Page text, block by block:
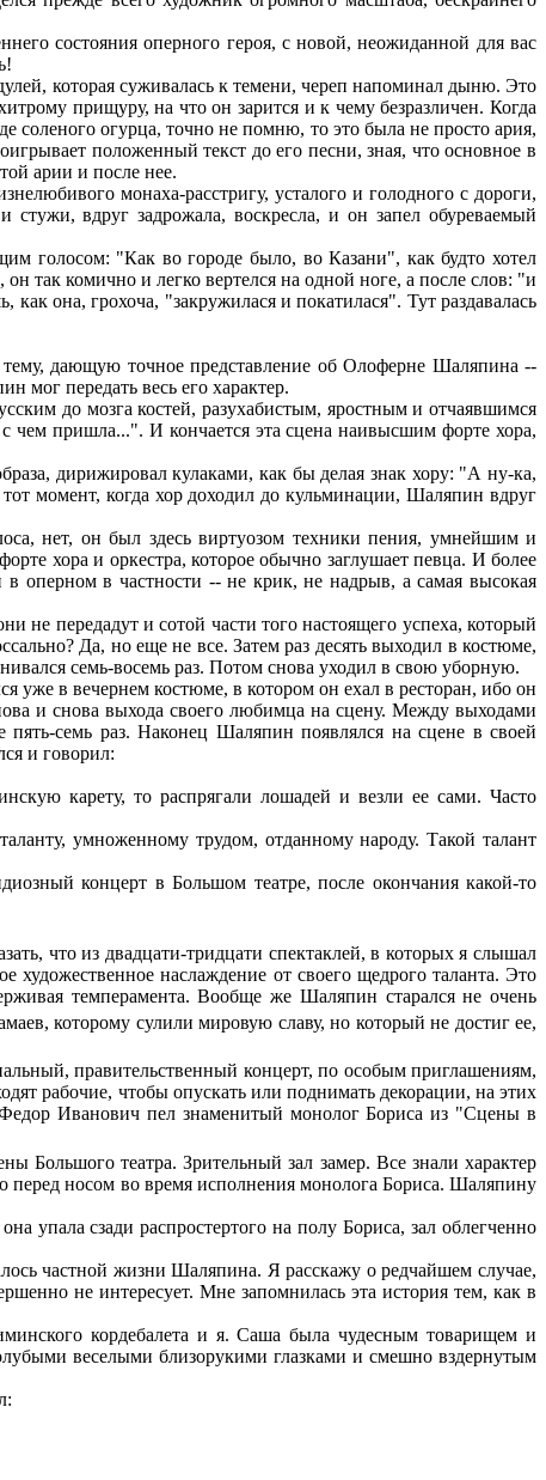
состояния оперного героя, с новой, неожиданной для вас
которая суживалась к темени, череп напоминал дыню. Это
прищуру, на что он зарится и к чему безразличен. Когда
огурца, точно не помню, то это была не просто ария,
положенный текст до его песни, зная, что основное в
арии и после нее.
монаха-расстригу, усталого и голодного с дороги,
вдруг задрожала, воскресла, и он запел обуреваемый
голосом: "Как во городе было, во Казани", как будто хотел
так комично и легко вертелся на одной ноге, а после слов: "и
она, грохоча, "закружилася и покатилася". Тут раздавалась
дающую точное представление об Олоферне Шаляпина --
мог передать весь его характер.
до мозга костей, разухабистым, яростным и отчаявшимся
чем пришла...". И кончается эта сцена наивысшим форте хора,
дирижировал кулаками, как бы делая знак хору: "А ну-ка,
момент, когда хор доходил до кульминации, Шаляпин вдруг
нет, он был здесь виртуозом техники пения, умнейшим и
хора и оркестра, которое обычно заглушает певца. И более
оперном в частности -- не крик, не надрыв, а самая высокая
передадут и сотой части того настоящего успеха, который
Да, но еще не все. Затем раз десять выходил в костюме,
семь-восемь раз. Потом снова уходил в свою уборную.
уже в вечернем костюме, в котором он ехал в ресторан, ибо он
и снова выхода своего любимца на сцену. Между выходами
пять-семь раз. Наконец Шаляпин появлялся на сцене в своей
и говорил:
карету, то распрягали лошадей и везли ее сами. Часто
умноженному трудом, отданному народу. Такой талант
концерт в Большом театре, после окончания какой-то
что из двадцати-тридцати спектаклей, в которых я слышал
наслаждение от своего щедрого таланта. Это
темперамента. Вообще же Шаляпин старался не очень
которому сулили мировую славу, но который не достиг ее,
правительственный концерт, по особым приглашениям,
рабочие, чтобы опускать или поднимать декорации, на этих
Иванович пел знаменитый монолог Бориса из "Сцены в
Большого театра. Зрительный зал замер. Все знали характер
перед носом во время исполнения монолога Бориса. Шаляпину
упала сзади распростертого на полу Бориса, зал облегченно
частной жизни Шаляпина. Я расскажу о редчайшем случае,
не интересует. Мне запомнилась эта история тем, как в
кордебалета и я. Саша была чудесным товарищем и
веселыми близорукими глазками и смешно вздернутым